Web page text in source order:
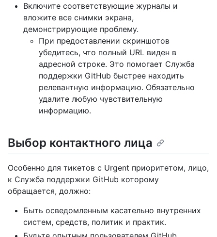
Включите соответствующие журналы и
вложите все снимки экрана,
демонстрирующие проблему.
При предоставлении скриншотов
убедитесь, что полный URL виден в
адресной строке. Это помогает Служба
поддержки GitHub быстрее находить
релевантную информацию. Обязательно
удалите любую чувствительную
информацию.
Выбор контактного лица
Особенно для тикетов с Urgent приоритетом, лицо,
к Служба поддержки GitHub которому
обращается, должно:
Быть осведомленным касательно внутренних
систем, средств, политик и практик.